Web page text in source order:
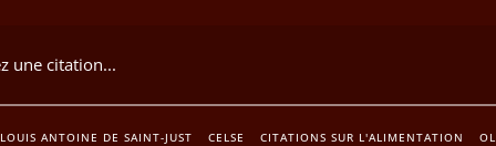
LOUIS ANTOINE DE SAINT-JUST CELSE CITATIONS SUR L'ALIMENTATION